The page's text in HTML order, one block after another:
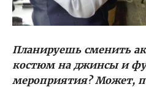
Планируешь сменить
костюм на джинсы и
мероприятия? Может,